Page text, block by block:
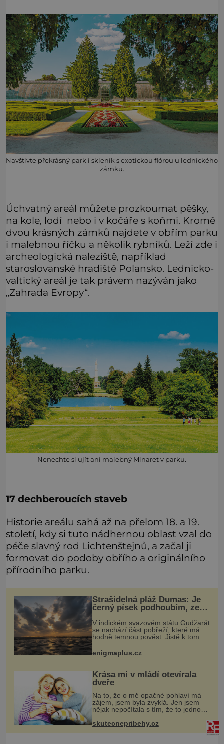
Navštivte překrásný park i skleník s exotickou flórou u lednického
zámku.
Úchvatný areál můžete prozkoumat pěšky,
na kole, lodí nebo i v kočáře s koňmi. Kromě
dvou krásných zámků najdete v obřím parku
i malebnou říčku a několik rybníků. Leží zde i
archeologická naleziště, například
staroslovanské hradiště Polansko. Lednicko-
valtický areál je tak právem nazýván jako
„Zahrada Evropy“.
Nenechte si ujít ani malebný Minaret v parku.
17 dechberoucích staveb
Historie areálu sahá až na přelom 18. a 19.
století, kdy si tuto nádhernou oblast vzal do
péče slavný rod Lichtenštejnů, a začal ji
formovat do podoby obřího a originálního
přírodního parku.
Strašidelná pláž Dumas: Je
černý písek podhoubím, ze
V indickém svazovém státu Gudžarát
se nachází část pobřeží, které má
hodně temnou pověst. Jistě k tomu
přispívá i černý písek této pláže.
Proč má pláž takové netypické
zbarvení? Nakolik jsou pravdivé
enigmaplus.cz
Krása mi v mládí otevírala
dveře
Na to, že o mě opačné pohlaví má
zájem, jsem byla zvyklá. Jen jsem
nějak nepočítala s tím, že to jednou
Když mi bylo dvacet, rychle jsem
skutecnepribehy.cz